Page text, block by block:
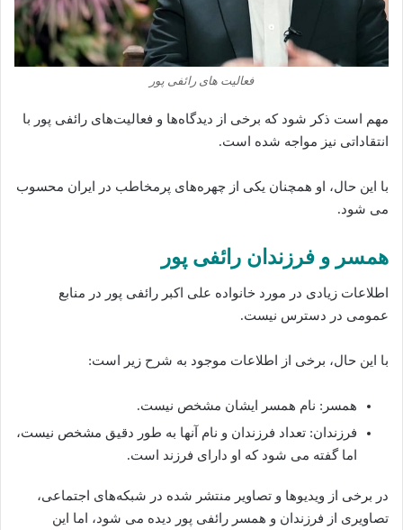
فعالیت های رائفی پور
مهم است ذکر شود که برخی از دیدگاه‌ها و فعالیت‌های رائفی پور با
انتقاداتی نیز مواجه شده‌ است.
با این حال، او همچنان یکی از چهره‌های پرمخاطب در ایران محسوب
می‌ شود.
همسر و فرزندان رائفی پور
اطلاعات زیادی در مورد خانواده علی اکبر رائفی پور در منابع
عمومی در دسترس نیست.
با این حال، برخی از اطلاعات موجود به شرح زیر است:
همسر: نام همسر ایشان مشخص نیست.
فرزندان: تعداد فرزندان و نام آنها به طور دقیق مشخص نیست،
اما گفته‌ می‌ شود که او دارای فرزند است.
در برخی از ویدیوها و تصاویر منتشر شده‌ در شبکه‌های اجتماعی،
تصاویری از فرزندان و همسر رائفی پور دیده‌ می‌ شود، اما این